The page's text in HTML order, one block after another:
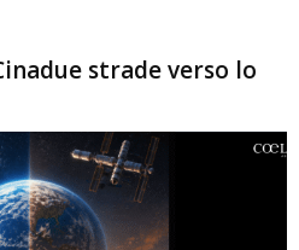
strade verso lo